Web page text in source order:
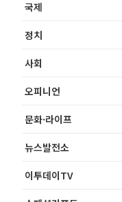
국제
정치
사회
오피니언
문화·라이프
뉴스발전소
이투데이TV